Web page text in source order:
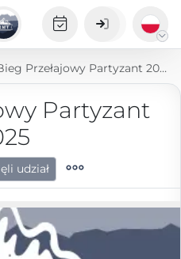
Przełajowy Partyzant 2025
Partyzant
udział